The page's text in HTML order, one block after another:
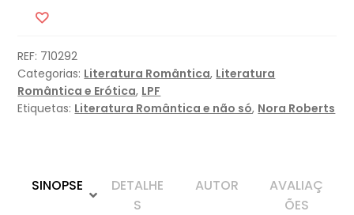
Magia
REF: 710292
Categorias: Literatura Romântica, Literatura
Romântica e Erótica, LPF
Etiquetas: Literatura Romântica e não só, Nora Roberts
SINOPSE
DETALHE
S
AUTOR
AVALIAÇ
ÕES